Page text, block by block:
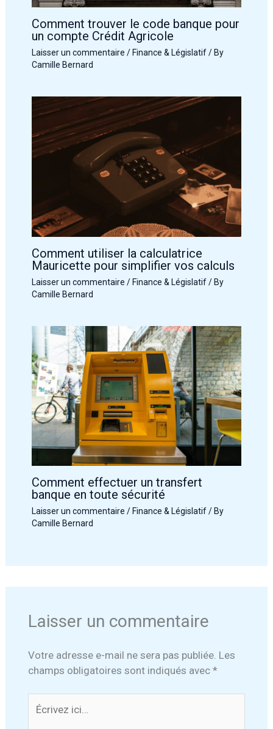
Comment trouver le code banque pour
un compte Crédit Agricole
Laisser un commentaire / Finance & Législatif/ By
Camille Bernard
Comment utiliser la calculatrice
Mauricette pour simplifier vos calculs
Laisser un commentaire / Finance & Législatif/ By
Camille Bernard
Comment effectuer un transfert
banque en toute sécurité
Laisser un commentaire / Finance & Législatif/ By
Camille Bernard
Laisser un commentaire
Votre adresse e-mail ne sera pas publiée. Les
champs obligatoires sont indiqués avec *
ici…